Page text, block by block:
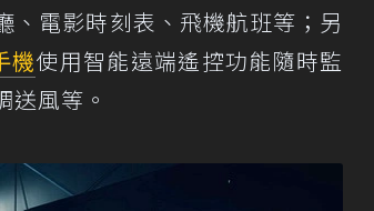
、電影時刻表、飛機航班等；另
機使用智能遠端遙控功能隨時監
風等。